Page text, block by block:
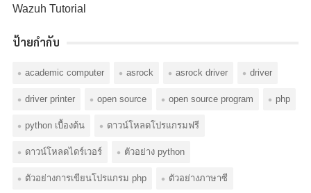
Wazuh Tutorial
ป้ายกำกับ
academic computer asrock asrock driver driver
driver printer open source open source program php
python เบื้องต้น ดาวน์โหลดโปรแกรมฟรี
ดาวน์โหลดไดร์เวอร์ ตัวอย่าง python
ตัวอย่างการเขียนโปรแกรม php ตัวอย่างภาษาซี